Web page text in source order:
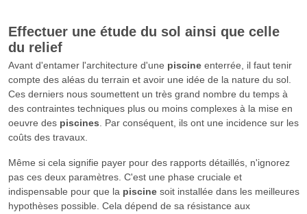
Effectuer une étude du sol ainsi que celle
du relief
Avant d'entamer l'architecture d'une piscineenterrée, il faut tenir
compte des aléas du terrain et avoir une idée de la nature du sol.
Ces derniers nous soumettent un très grand nombre du temps à
des contraintes techniques plus ou moins complexes à la mise en
oeuvre des piscines . Par conséquent, ils ont une incidence sur les
coûts des travaux.
Même si cela signifie payer pour des rapports détaillés, n'ignorez
pas ces deux paramètres. C'est une phase cruciale et
indispensable pour que la piscinesoit installée dans les meilleures
hypothèses possible. Cela dépend de sa résistance aux